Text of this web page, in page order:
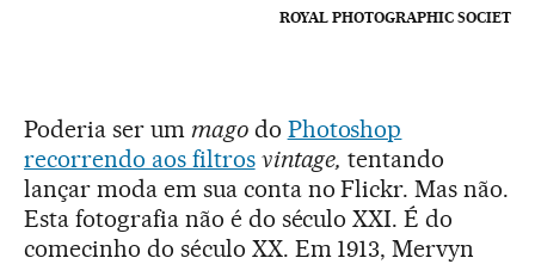
ROYAL PHOTOGRAPHIC SOCIET
Poderia ser um magodo Photoshop
recorrendo aos filtros vintage, tentando
lançar moda em sua conta no Flickr. Mas não.
Esta fotografia não é do século XXI. É do
comecinho do século XX. Em 1913, Mervyn